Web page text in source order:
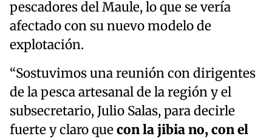
pescadores del Maule, lo que se vería
afectado con su nuevo modelo de
explotación.
“Sostuvimos una reunión con dirigentes
de la pesca artesanal de la región y el
subsecretario, Julio Salas, para decirle
fuerte y claro quecon la jibia no, con el